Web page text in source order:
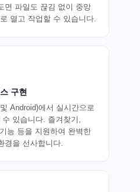
면 파일도 끊김 없이 중앙
열고 작업할 수 있습니다.
구현
Android)에서 실시간으로
있습니다. 즐겨찾기,
능 등을 지원하여 완벽한
경을 선사합니다.